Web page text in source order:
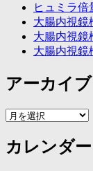
ヒュミラ倍
大腸内視鏡
大腸内視鏡
大腸内視鏡
アーカイブ
ア
カ
イ
カレンダー